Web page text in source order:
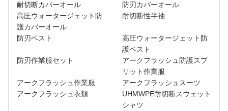
耐切断カバーオール
防刃カバーオール
高圧ウォータージェット防
護カバーオール
耐切断性半袖
防刃ベスト
高圧ウォータージェット防
護ベスト
防刃作業服セット
アークフラッシュ防護スプ
リット作業服
アークフラッシュ作業服
アークフラッシュスーツ
アークフラッシュ衣類
UHMWPE耐切断スウェット
シャツ